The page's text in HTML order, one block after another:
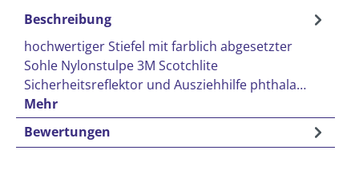
Beschreibung
hochwertiger Stiefel mit farblich abgesetzter
Sohle Nylonstulpe 3M Scotchlite
Sicherheitsreflektor und Ausziehhilfe phthala…
Mehr
Bewertungen